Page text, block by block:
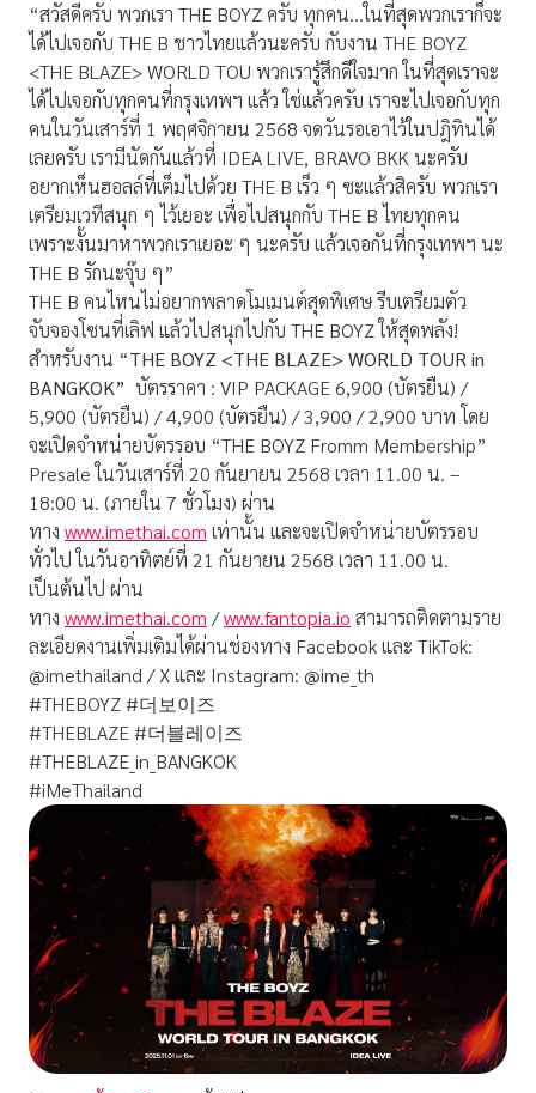
“สวัสดีครับ พวกเรา THE BOYZ ครับ ทุกคน…ในที่สุดพวกเราก็จะ
ได้ไปเจอกับ THE B ชาวไทยแล้วนะครับ กับงาน THE BOYZ
<THE BLAZE> WORLD TOU พวกเรารู้สึกดีใจมาก ในที่สุดเราจะ
ได้ไปเจอกับทุกคนที่กรุงเทพฯ แล้ว ใช่แล้วครับ เราจะไปเจอกับทุก
คนในวันเสาร์ที่ 1 พฤศจิกายน 2568 จดวันรอเอาไว้ในปฎิทินได้
เลยครับ เรามีนัดกันแล้วที่ IDEA LIVE, BRAVO BKK นะครับ
อยากเห็นฮอลล์ที่เต็มไปด้วย THE B เร็ว ๆ ซะแล้วสิครับ พวกเรา
เตรียมเวทีสนุก ๆ ไว้เยอะ เพื่อไปสนุกกับ THE B ไทยทุกคน
เพราะงั้นมาหาพวกเราเยอะ ๆ นะครับ แล้วเจอกันที่กรุงเทพฯ นะ
THE B รักนะจุ๊บ ๆ”
THE B คนไหนไม่อยากพลาดโมเมนต์สุดพิเศษ รีบเตรียมตัว
จับจองโซนที่เลิฟ แล้วไปสนุกไปกับ THE BOYZ ให้สุดพลัง!
สำหรับงาน “THE BOYZ <THE BLAZE> WORLD TOUR in
BANGKOK” บัตรราคา : VIP PACKAGE 6,900 (บัตรยืน) /
5,900 (บัตรยืน) / 4,900 (บัตรยืน) / 3,900 / 2,900 บาท โดย
จะเปิดจำหน่ายบัตรรอบ “THE BOYZ Fromm Membership”
Presale ในวันเสาร์ที่ 20 กันยายน 2568 เวลา 11.00 น. –
18:00 น. (ภายใน 7 ชั่วโมง) ผ่าน
ทาง www.imethai.com เท่านั้น และจะเปิดจำหน่ายบัตรรอบ
ทั่วไป ในวันอาทิตย์ที่ 21 กันยายน 2568 เวลา 11.00 น.
เป็นต้นไป ผ่าน
ทาง www.imethai.com /www.fantopia.io สามารถติดตามราย
ละเอียดงานเพิ่มเติมได้ผ่านช่องทาง Facebook และ TikTok:
@imethailand / X และ Instagram: @ime_th
#THEBOYZ #더보이즈
#THEBLAZE #더블레이즈
#THEBLAZE_in_BANGKOK
#iMeThailand